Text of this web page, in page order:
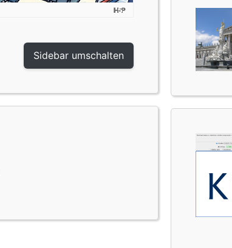
Sidebar umschalten